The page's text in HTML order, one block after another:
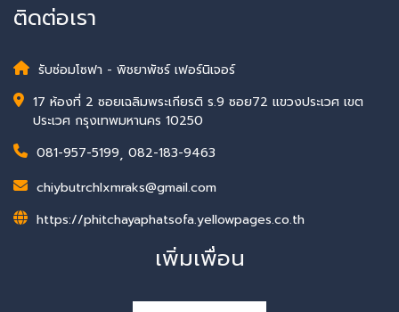
ติดต่อเรา
รับซ่อมโซฟา - พิชยาพัชร์ เฟอร์นิเจอร์
17 ห้องที่ 2 ซอยเฉลิมพระเกียรติ ร.9 ซอย72 แขวงประเวศ เขต
ประเวศ กรุงเทพมหานคร 10250
081-957-5199, 082-183-9463
chiybutrchlxmraks@gmail.com
https://phitchayaphatsofa.yellowpages.co.th
เพิ่มเพื่อน